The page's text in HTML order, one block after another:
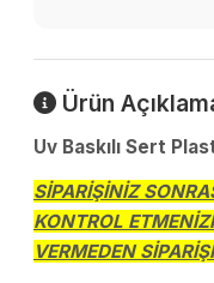
Ürün
Uv Baskılı Sert
SİPARİŞİNİZ
KONTROL
VERMEDEN